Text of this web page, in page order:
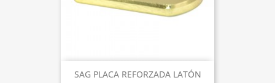
SAG PLACA REFORZADA LATÓN